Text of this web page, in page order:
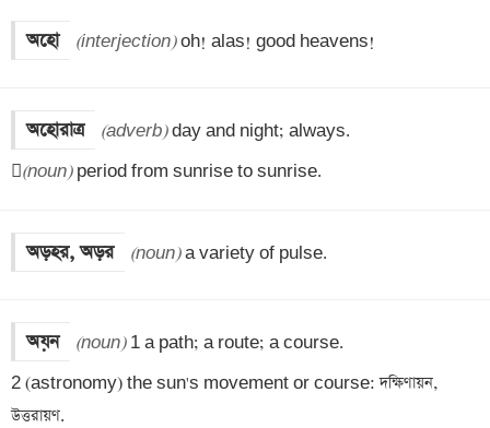
অহো (interjection) oh! alas! good heavens!
অহোরাত্র (adverb) day and night; always.
(noun) period from sunrise to sunrise.
অড়হর, অড়র (noun) a variety of pulse.
অয়ন (noun) 1 a path; a route; a course.
2 (astronomy) the sun's movement or course: দক্ষিণায়ন,
উত্তরায়ণ.